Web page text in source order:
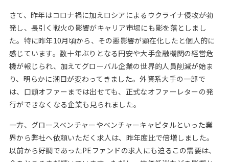
さて、昨年はコロナ禍に加えロシアによるウクライナ侵攻が勃
発し、長引く戦火の影響がキャリア市場にも影を落としまし
た。特に昨年10月頃から、その悪影響が顕在化したと個人的に
感じています。数十年ぶりとなる円安や大手金融機関の経営危
機が報じられ、加えてグローバル企業の世界的人員削減が始ま
り、明らかに潮目が変わってきました。外資系大手の一部で
は、口頭オファーまでは出せても、正式なオファーレターの発
行ができなくなる企業も見られました。
一方、グロースベンチャーやベンチャーキャピタルといった業
界から弊社へ依頼いただく求人は、昨年度比で倍増しました。
以前から好調であったPEファンドの求人にも迫るこの需要は、